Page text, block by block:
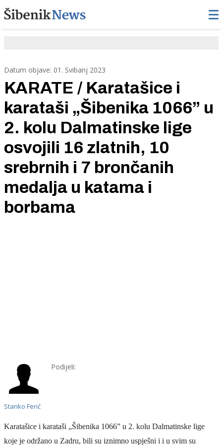
Datum objave: 01. Svibanj 2023
KARATE / Karatašice i
karataši „Šibenika 1066” u
2. kolu Dalmatinske lige
osvojili 16 zlatnih, 10
srebrnih i 7 brončanih
medalja u katama i
borbama
Stanko Ferić
Podijeli:
Karatašice i karataši „Šibenika 1066” u 2. kolu Dalmatinske lige
koje je održano u Zadru, bili su iznimno uspješni i i u svim su